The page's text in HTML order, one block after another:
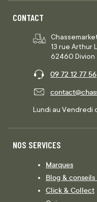
CONTACT
13 rue Arthur
62460 Divion
09 72 12 77 56
Lundi au Vendredi
NOS SERVICES
Marques
Blog &
Click & Collect